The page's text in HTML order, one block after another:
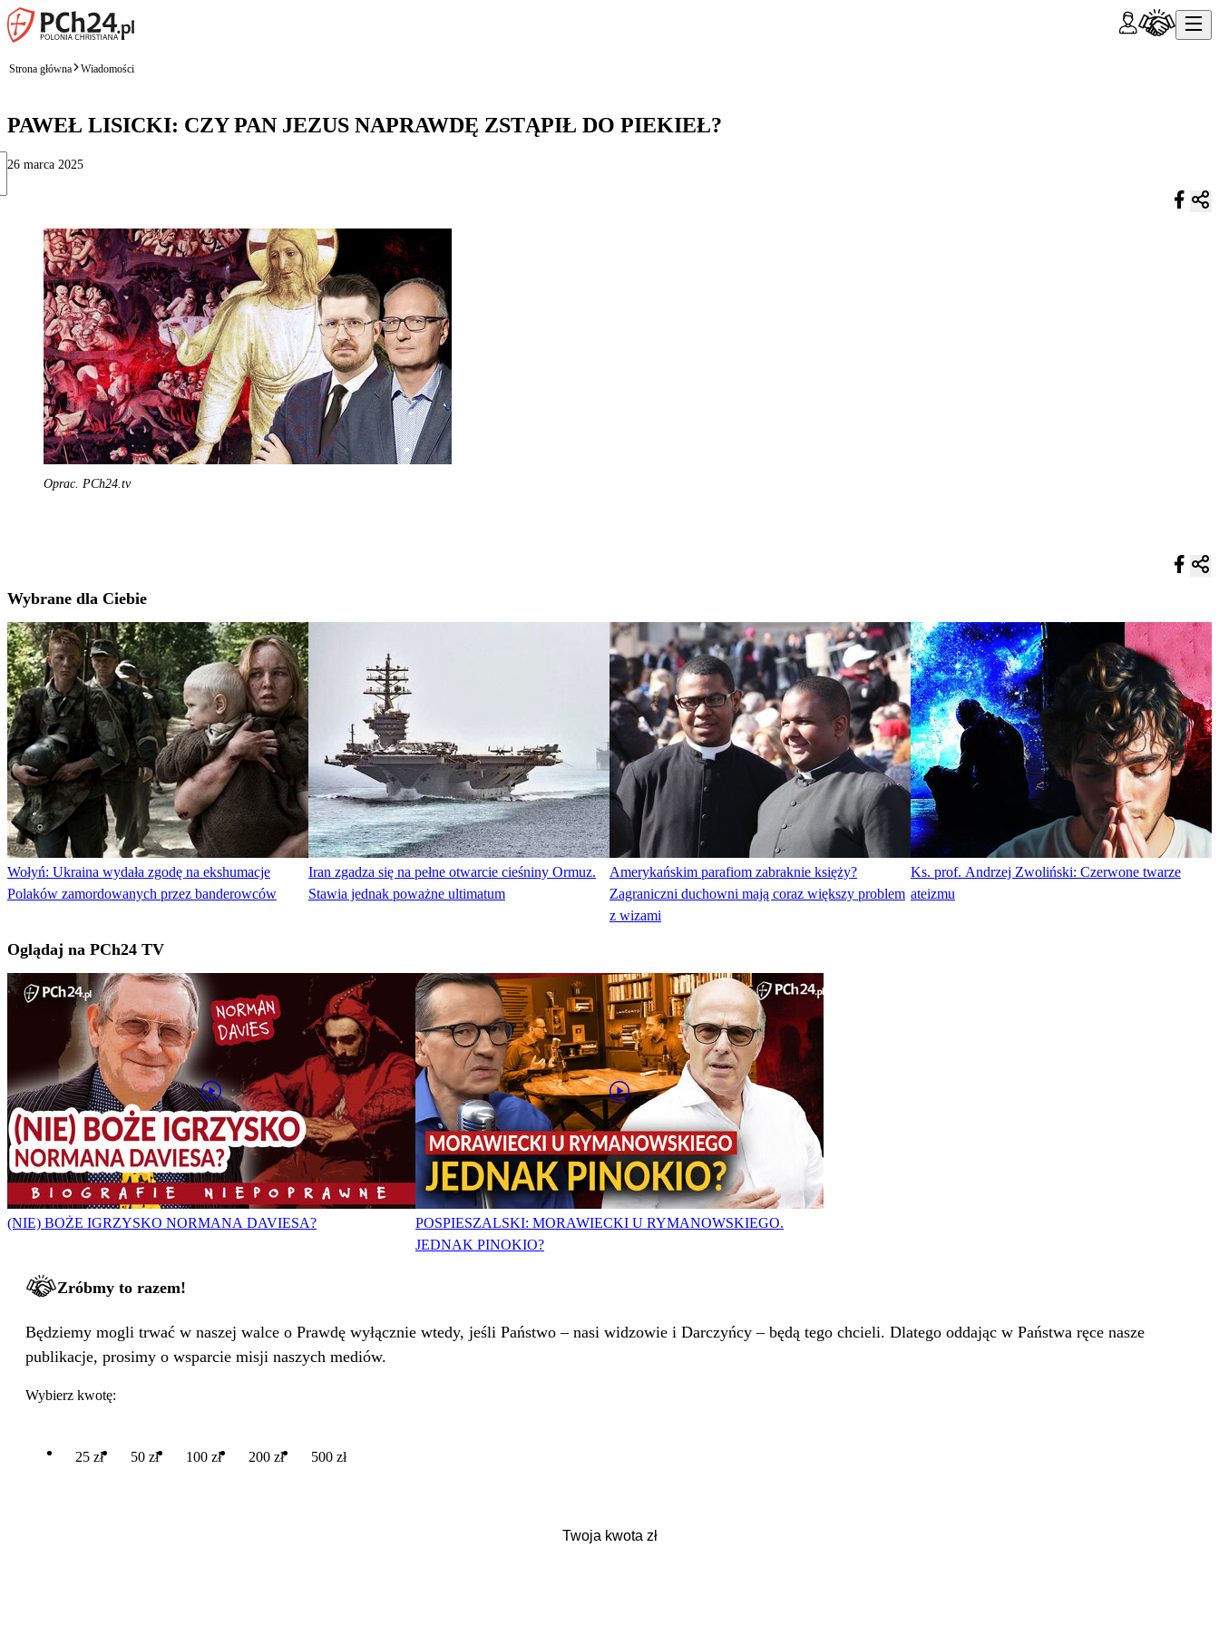
Strona główna Wiadomości
PAWEŁ LISICKI: CZY PAN JEZUS NAPRAWDĘ ZSTĄPIŁ DO PIEKIEŁ?
26 marca 2025
Oprac. PCh24.tv
Wybrane dla Ciebie
Wołyń: Ukraina wydała zgodę na ekshumacje
Polaków zamordowanych przez banderowców
Iran zgadza się na pełne otwarcie cieśniny Ormuz.
Stawia jednak poważne ultimatum
Amerykańskim parafiom zabraknie księży?
Zagraniczni duchowni mają coraz większy problem
z wizami
Ks. prof. Andrzej Zwoliński: Czerwone twarze
ateizmu
Oglądaj na PCh24 TV
(NIE) BOŻE IGRZYSKO NORMANA DAVIESA?
POSPIESZALSKI: MORAWIECKI U RYMANOWSKIEGO.
JEDNAK PINOKIO?
Zróbmy to razem!
Będziemy mogli trwać w naszej walce o Prawdę wyłącznie wtedy, jeśli Państwo – nasi widzowie i Darczyńcy – będą tego chcieli. Dlatego oddając w Państwa ręce nasze
publikacje, prosimy o wsparcie misji naszych mediów.
Wybierz kwotę:
25 zł 50 zł 100 zł 200 zł 500 zł